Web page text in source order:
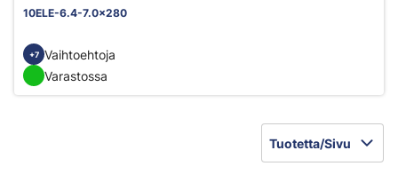
10ELE-6.4-7.0x280
+7 Vaihtoehtoja
Varastossa
Tuotetta/Sivu